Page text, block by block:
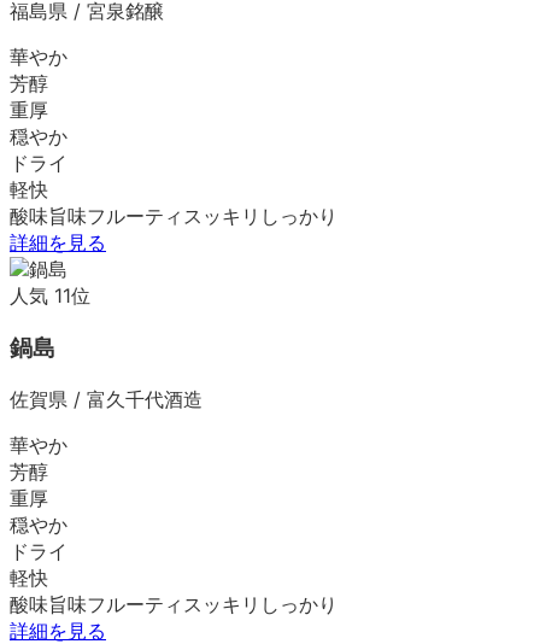
福島県 / 宮泉銘醸
華やか
芳醇
重厚
穏やか
ドライ
軽快
酸味旨味フルーティ スッキリ しっかり
詳細を見る
人気 11位
鍋島
佐賀県 / 富久千代酒造
華やか
芳醇
重厚
穏やか
ドライ
軽快
酸味旨味フルーティ スッキリ しっかり
詳細を見る